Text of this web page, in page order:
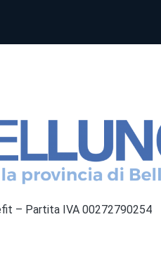
– Partita IVA 00272790254